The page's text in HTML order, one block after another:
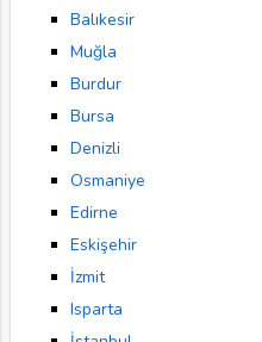
Balıkesir
Muğla
Burdur
Bursa
Denizli
Osmaniye
Edirne
Eskişehir
İzmit
Isparta